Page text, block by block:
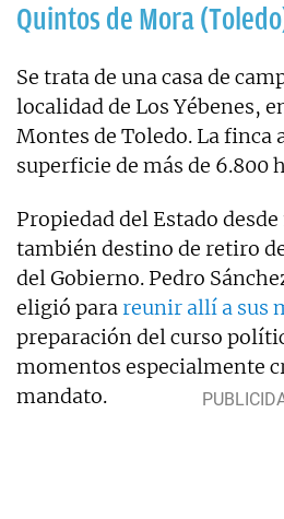
Quintos de Mora
Se trata de una casa de
localidad de Los Yébenes,
Montes de Toledo. La finca
superficie de más de 6.800
Propiedad del Estado
también destino de retiro
del Gobierno. Pedro
eligió parareunir allí a sus
preparación del curso
momentos especialmente
mandato.